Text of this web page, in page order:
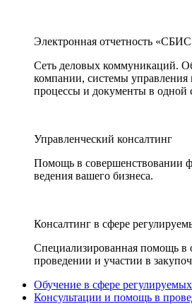
Электронная отчетность
Сеть деловых коммуникаций.
компании, системы управления
процессы и документы в одной
Управленческий консалтинг
Помощь в совершенствовании
ведения вашего бизнеса.
Консалтинг в сфере
Специализированная помощь в
проведении и участии в
Обучение в сфере
Консультации и помощь в